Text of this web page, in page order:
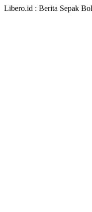
Libero.id : Berita Sepak